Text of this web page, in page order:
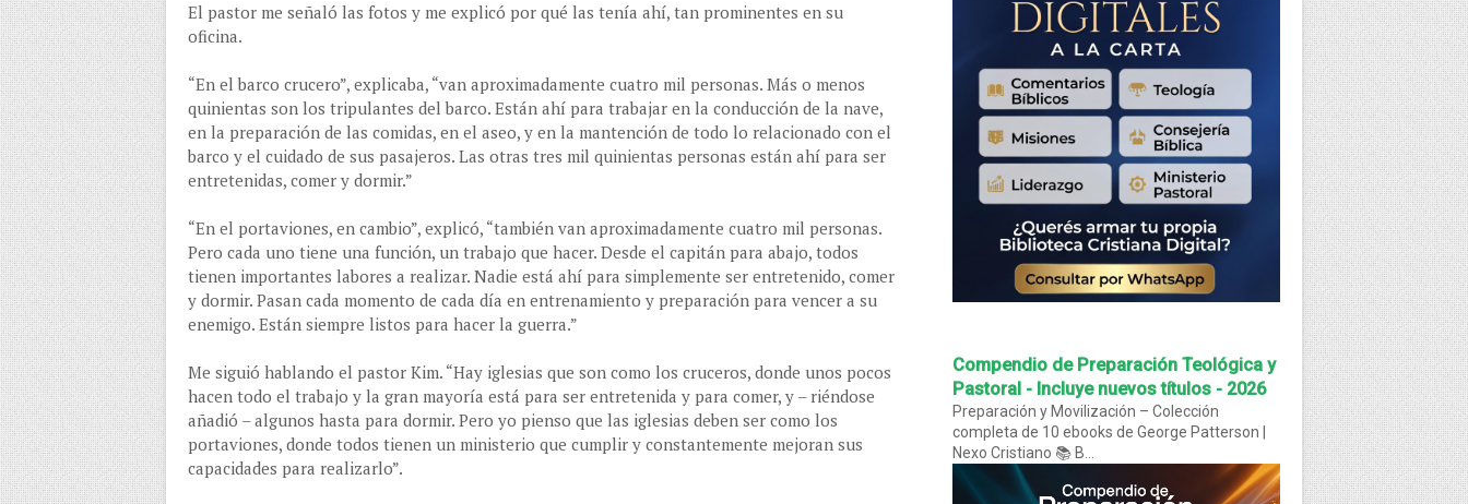
El pastor me señaló las fotos y me explicó por qué las tenía ahí, tan prominentes en su
oficina.
“En el barco crucero”, explicaba, “van aproximadamente cuatro mil personas. Más o menos
quinientas son los tripulantes del barco. Están ahí para trabajar en la conducción de la nave,
en la preparación de las comidas, en el aseo, y en la mantención de todo lo relacionado con el
barco y el cuidado de sus pasajeros. Las otras tres mil quinientas personas están ahí para ser
entretenidas, comer y dormir.”
“En el portaviones, en cambio”, explicó, “también van aproximadamente cuatro mil personas.
Pero cada uno tiene una función, un trabajo que hacer. Desde el capitán para abajo, todos
tienen importantes labores a realizar. Nadie está ahí para simplemente ser entretenido, comer
y dormir. Pasan cada momento de cada día en entrenamiento y preparación para vencer a su
enemigo. Están siempre listos para hacer la guerra.”
Me siguió hablando el pastor Kim. “Hay iglesias que son como los cruceros, donde unos pocos
hacen todo el trabajo y la gran mayoría está para ser entretenida y para comer, y – riéndose
añadió – algunos hasta para dormir. Pero yo pienso que las iglesias deben ser como los
portaviones, donde todos tienen un ministerio que cumplir y constantemente mejoran sus
capacidades para realizarlo”.
Compendio de Preparación Teológica y
Pastoral - Incluye nuevos títulos - 2026
Preparación y Movilización – Colección
completa de 10 ebooks de George Patterson |
Nexo Cristiano 📚 B...